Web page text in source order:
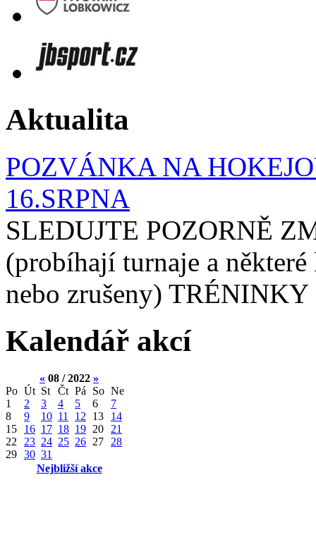
Aktualita
POZVÁNKA NA
16.SRPNA
SLEDUJTE POZORNĚ
(probíhají turnaje a
nebo zrušeny)
Kalendář akcí
« 08 / 2022 »
Po Út St Čt Pá So Ne
1
2 3 4 5 6
7
8
9 10 11 12 13
14
15
16 17 18 19 20
21
22
23 24 25 26 27
28
29 30 31
Nejbližší akce